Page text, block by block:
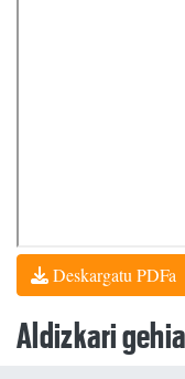
Deskargatu PDFa
Aldizkari